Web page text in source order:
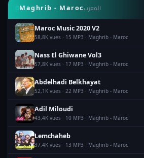
Maghrib - Marocالمغرب
Maroc Music 2020 V2
58,8K vues · 15 MP3 · Maghrib - Maroc
Nass El Ghiwane Vol3
57,8K vues · 17 MP3 · Maghrib - Maroc
Abdelhadi Belkhayat
52,1K vues · 22 MP3 · Maghrib - Maroc
Adil Miloudi
43,4K vues · 10 MP3 · Maghrib - Maroc
Lemchaheb
37,4K vues · 13 MP3 · Maghrib - Maroc